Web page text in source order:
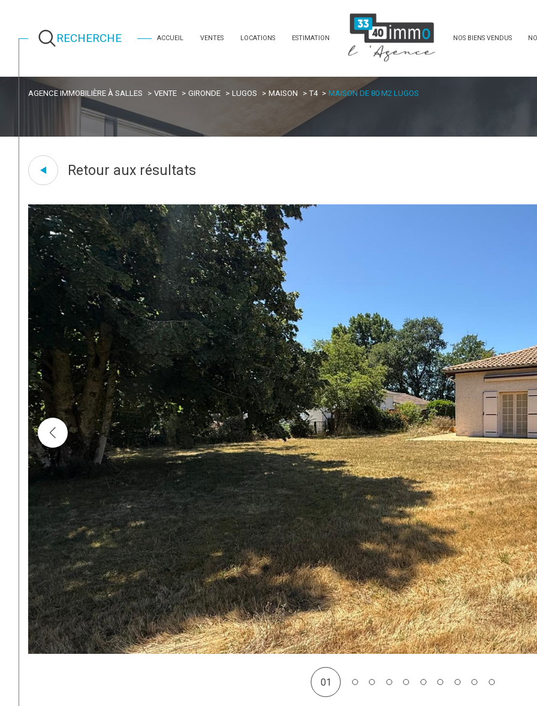
ACCUEIL VENTES LOCATIONS ESTIMATION NOS BIENS VENDUS
RECHERCHE
AGENCE IMMOBILIÈRE À SALLES VENTE GIRONDE LUGOS MAISON T4 MAISON DE 80 M2 LUGOS
Retour aux résultats
01